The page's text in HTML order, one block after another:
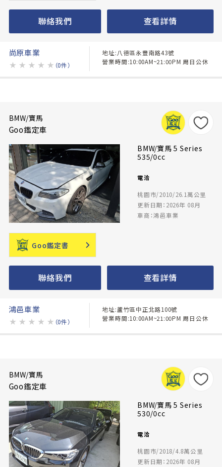
聯絡我們 查看詳情
尚原車業
★ ★ ★ ★ ★ （0件）
地址:八德區永豐南路43號
營業時間:10:00AM~21:00PM 周日公休
BMW/寶馬
Goo鑑定車
BMW/寶馬 5 Series
535/0cc
電洽
桃園市/2010/26.1萬公里
更新日期：2026年 08月
車商：鴻邑車業
Goo鑑定書
聯絡我們 查看詳情
鴻邑車業
★ ★ ★ ★ ★ （0件）
地址:蘆竹區中正北路100號
營業時間:10:00AM~21:00PM 周日公休
BMW/寶馬
Goo鑑定車
BMW/寶馬 5 Series
530/0cc
電洽
桃園市/2018/4.8萬公里
更新日期：2026年 08月